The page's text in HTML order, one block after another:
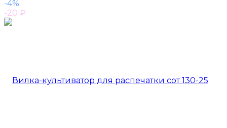
-4%
-20 ₽